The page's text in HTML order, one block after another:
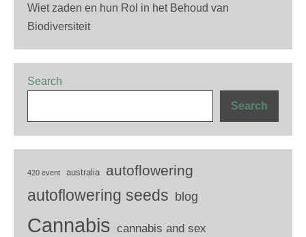
Wiet zaden en hun Rol in het Behoud van
Biodiversiteit
Search
Search
420 event australia autoflowering
autoflowering seeds blog
Cannabis cannabis and sex